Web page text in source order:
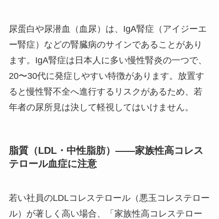
尿蛋白や尿潜血（血尿）は、IgA腎症（アイジーエ
ー腎症）などの腎臓病のサインであることがあり
ます。IgA腎症は日本人に多い慢性腎炎の一つで、
20〜30代に発症しやすい特徴があります。放置す
ると慢性腎不全へ進行するリスクがあるため、若
年者の尿所見は決して軽視してはいけません。
脂質（LDL・中性脂肪）——家族性高コレス
テロール血症に注意
若い社員のLDLコレステロール（悪玉コレステロー
ル）が著しく高い場合、「家族性高コレステロー